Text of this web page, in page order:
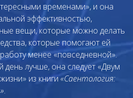
временами», и она
эффективностью,
вещи, которые можно делать
которые помогают ей
менее «повседневной».
лучше, она следует «Двум
из книги«Саентология:
.